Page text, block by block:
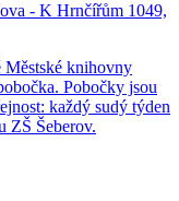
- K Hrnčířům 1049,
Městské knihovny
Pobočky jsou
každý sudý týden
ZŠ Šeberov.